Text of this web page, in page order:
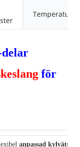
Temperatur:
delar
för
anpassad